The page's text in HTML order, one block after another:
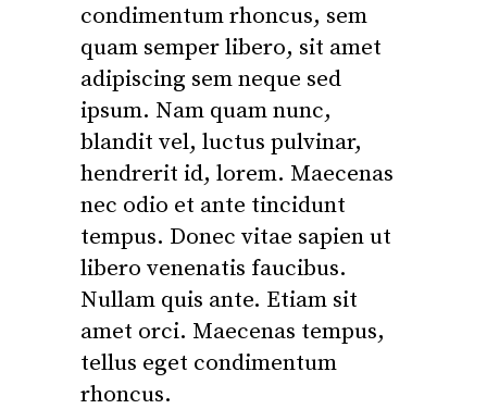
condimentum rhoncus, sem
quam semper libero, sit amet
adipiscing sem neque sed
ipsum. Nam quam nunc,
blandit vel, luctus pulvinar,
hendrerit id, lorem. Maecenas
nec odio et ante tincidunt
tempus. Donec vitae sapien ut
libero venenatis faucibus.
Nullam quis ante. Etiam sit
amet orci. Maecenas tempus,
tellus eget condimentum
rhoncus.